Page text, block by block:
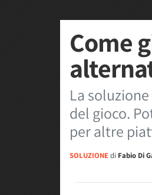
Come
La
del gioco.
per altre
SOLUZIONEdi Fabio Di